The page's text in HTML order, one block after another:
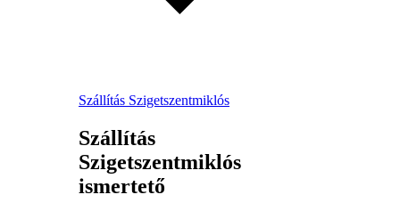
Szállítás Szigetszentmiklós
Szállítás
Szigetszentmiklós
ismertető